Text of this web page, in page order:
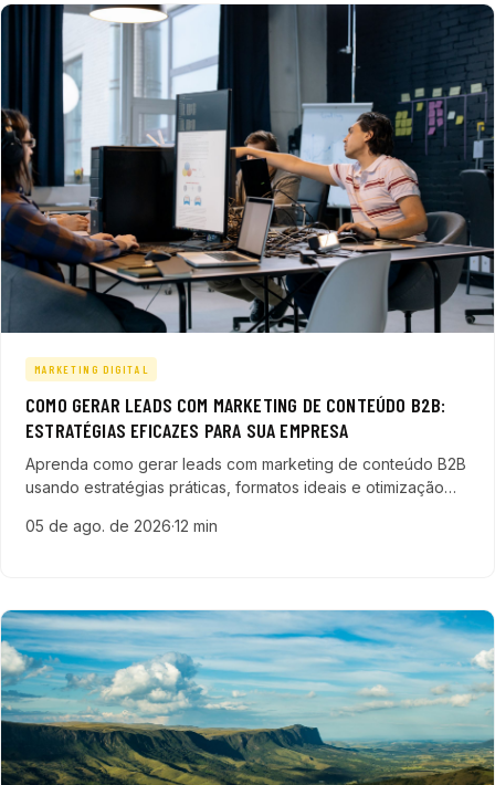
MARKETING DIGITAL
COMO GERAR LEADS COM MARKETING DE CONTEÚDO B2B:
ESTRATÉGIAS EFICAZES PARA SUA EMPRESA
Aprenda como gerar leads com marketing de conteúdo B2B
usando estratégias práticas, formatos ideais e otimização
05 de ago. de 2026·12 min